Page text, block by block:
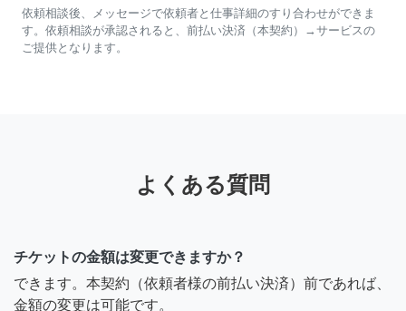
依頼相談後、メッセージで依頼者と仕事詳細のすり合わせができま
す。依頼相談が承認されると、前払い決済（本契約）→サービスの
ご提供となります。
よくある質問
チケットの金額は変更できますか？
できます。本契約（依頼者様の前払い決済）前であれば、
金額の変更は可能です。